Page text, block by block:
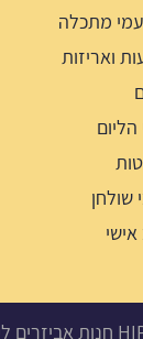
מתכלה
ואריזות
הליום
שולחן
אישי